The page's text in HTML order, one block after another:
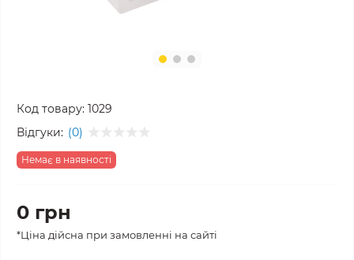
Код товару: 1029
Відгуки: (0)
Немає в наявності
0 грн
*Ціна дійсна при замовленні на сайті